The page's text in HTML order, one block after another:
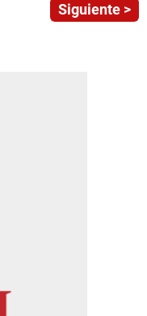
Siguiente >